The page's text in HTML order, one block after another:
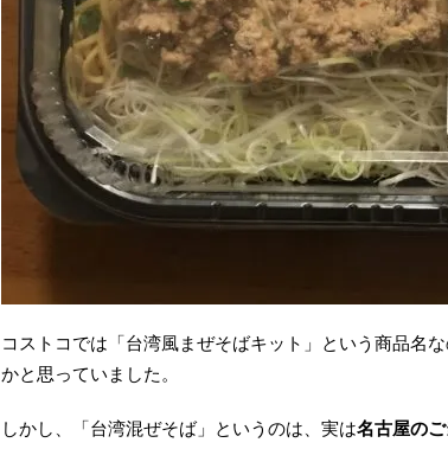
コストコでは「台湾風まぜそばキット」という商品名
かと思っていました。
しかし、「台湾混ぜそば」というのは、実は名古屋の